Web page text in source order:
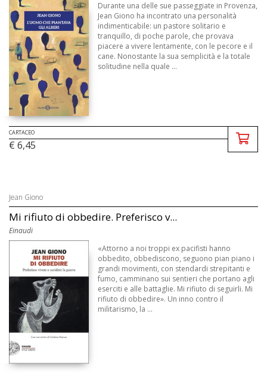
Durante una delle sue passeggiate in Provenza,
Jean Giono ha incontrato una personalità
indimenticabile: un pastore solitario e
tranquillo, di poche parole, che provava
piacere a vivere lentamente, con le pecore e il
cane. Nonostante la sua semplicità e la totale
solitudine nella quale ...
CARTACEO
€ 6,45
Jean Giono
Mi rifiuto di obbedire. Preferisco v...
Einaudi
«Attorno a noi troppi ex pacifisti hanno
obbedito, obbediscono, seguono pian piano i
grandi movimenti, con stendardi strepitanti e
fumo, camminano sui sentieri che portano agli
eserciti e alle battaglie. Mi rifiuto di seguirli. Mi
rifiuto di obbedire». Un inno contro il
militarismo, la ...